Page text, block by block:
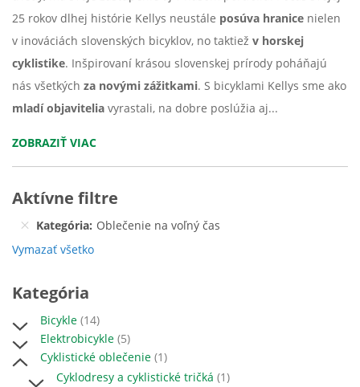
25 rokov dlhej histórie Kellys neustále posúva hranice nielen
v inováciách slovenských bicyklov, no taktiež v horskej
cyklistike. Inšpirovaní krásou slovenskej prírody poháňajú
nás všetkých za novými zážitkami. S bicyklami Kellys sme ako
mladí objavitelia vyrastali, na dobre poslúžia aj...
ZOBRAZIŤ VIAC
Aktívne filtre
Kategória Oblečenie na voľný čas
Vymazať všetko
Kategória
Bicykle 14položky
Elektrobicykle 5položky
Cyklistické oblečenie 1položka
Cyklodresy a cyklistické tričká 1položka